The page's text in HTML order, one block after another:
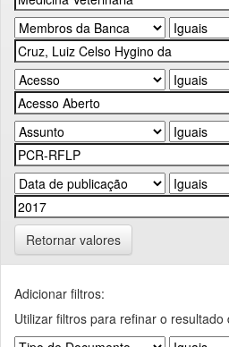
Retornar valores
Adicionar filtros:
Utilizar filtros para refinar o resultado